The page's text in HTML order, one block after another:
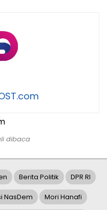
dibaca
Berita Politik DPR RI
NasDem Mori Hanafi